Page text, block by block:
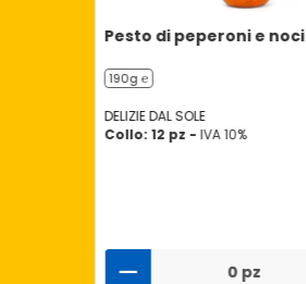
Pesto di peperoni e noci
190g ℮
DELIZIE DAL SOLE
Collo: 12 pz - IVA 10%
0 pz